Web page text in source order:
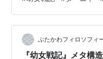
りにも正しく見えるがゆ
は、その違和感の正体
のの構造から分析する
思考モデル ターニャの
義できる。 感情の排除
ぶたかわフィロソフィ
『幼女戦記』メタ構